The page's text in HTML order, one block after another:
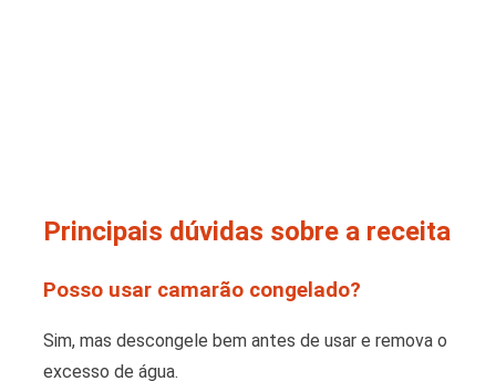
Principais dúvidas sobre a receita
Posso usar camarão congelado?
Sim, mas descongele bem antes de usar e remova o
excesso de água.